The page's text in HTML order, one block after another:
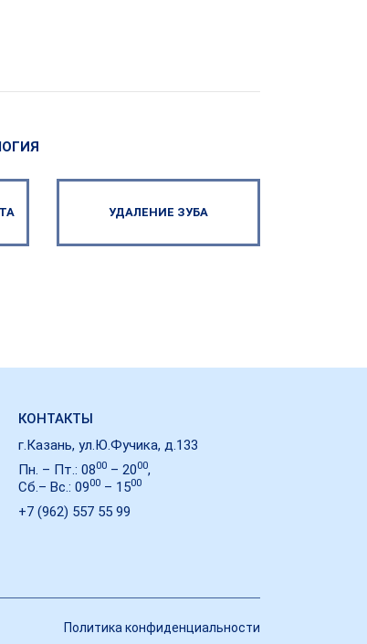
УДАЛЕНИЕ ЗУБА
КОНТАКТЫ
г.Казань, ул.Ю.Фучика, д.133
Пн. – Пт.: 0800– 2000,
Сб.– Вс.: 0900– 1500
+7 (962) 557 55 99
Политика конфиденциальности